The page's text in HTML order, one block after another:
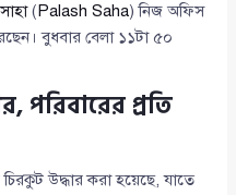
( Palash Saha) নিজ অফিস
বুধবার বেলা ১১টা ৫০
পরিবারের প্রতি
উদ্ধার করা হয়েছে, যাতে